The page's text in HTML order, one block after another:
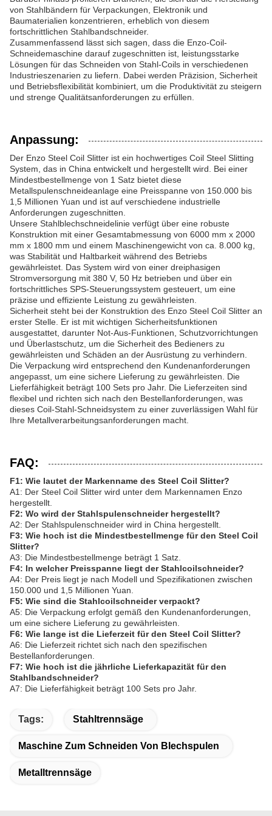
von Stahlbändern für Verpackungen, Elektronik und
Baumaterialien konzentrieren, erheblich von diesem
fortschrittlichen Stahlbandschneider.
Zusammenfassend lässt sich sagen, dass die Enzo-Coil-
Schneidemaschine darauf zugeschnitten ist, leistungsstarke
Lösungen für das Schneiden von Stahl-Coils in verschiedenen
Industrieszenarien zu liefern. Dabei werden Präzision, Sicherheit
und Betriebsflexibilität kombiniert, um die Produktivität zu steigern
und strenge Qualitätsanforderungen zu erfüllen.
Anpassung:
Der Enzo Steel Coil Slitter ist ein hochwertiges Coil Steel Slitting
System, das in China entwickelt und hergestellt wird. Bei einer
Mindestbestellmenge von 1 Satz bietet diese
Metallspulenschneideanlage eine Preisspanne von 150.000 bis
1,5 Millionen Yuan und ist auf verschiedene industrielle
Anforderungen zugeschnitten.
Unsere Stahlblechschneidelinie verfügt über eine robuste
Konstruktion mit einer Gesamtabmessung von 6000 mm x 2000
mm x 1800 mm und einem Maschinengewicht von ca. 8.000 kg,
was Stabilität und Haltbarkeit während des Betriebs
gewährleistet. Das System wird von einer dreiphasigen
Stromversorgung mit 380 V, 50 Hz betrieben und über ein
fortschrittliches SPS-Steuerungssystem gesteuert, um eine
präzise und effiziente Leistung zu gewährleisten.
Sicherheit steht bei der Konstruktion des Enzo Steel Coil Slitter an
erster Stelle. Er ist mit wichtigen Sicherheitsfunktionen
ausgestattet, darunter Not-Aus-Funktionen, Schutzvorrichtungen
und Überlastschutz, um die Sicherheit des Bedieners zu
gewährleisten und Schäden an der Ausrüstung zu verhindern.
Die Verpackung wird entsprechend den Kundenanforderungen
angepasst, um eine sichere Lieferung zu gewährleisten. Die
Lieferfähigkeit beträgt 100 Sets pro Jahr. Die Lieferzeiten sind
flexibel und richten sich nach den Bestellanforderungen, was
dieses Coil-Stahl-Schneidsystem zu einer zuverlässigen Wahl für
Ihre Metallverarbeitungsanforderungen macht.
FAQ:
F1: Wie lautet der Markenname des Steel Coil Slitter?
A1: Der Steel Coil Slitter wird unter dem Markennamen Enzo
hergestellt.
F2: Wo wird der Stahlspulenschneider hergestellt?
A2: Der Stahlspulenschneider wird in China hergestellt.
F3: Wie hoch ist die Mindestbestellmenge für den Steel Coil
Slitter?
A3: Die Mindestbestellmenge beträgt 1 Satz.
F4: In welcher Preisspanne liegt der Stahlcoilschneider?
A4: Der Preis liegt je nach Modell und Spezifikationen zwischen
150.000 und 1,5 Millionen Yuan.
F5: Wie sind die Stahlcoilschneider verpackt?
A5: Die Verpackung erfolgt gemäß den Kundenanforderungen,
um eine sichere Lieferung zu gewährleisten.
F6: Wie lange ist die Lieferzeit für den Steel Coil Slitter?
A6: Die Lieferzeit richtet sich nach den spezifischen
Bestellanforderungen.
F7: Wie hoch ist die jährliche Lieferkapazität für den
Stahlbandschneider?
A7: Die Lieferfähigkeit beträgt 100 Sets pro Jahr.
Tags: Stahltrennsäge
Maschine Zum Schneiden Von Blechspulen
Metalltrennsäge